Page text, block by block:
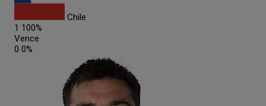
Chile
1 100%
Vence
0 0%